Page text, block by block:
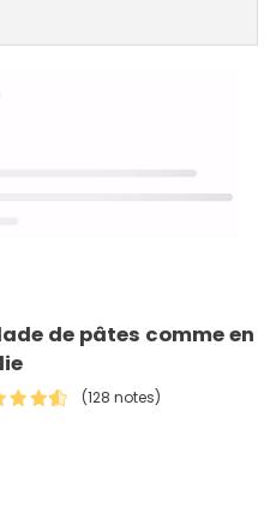
de pâtes comme en
(128 notes)